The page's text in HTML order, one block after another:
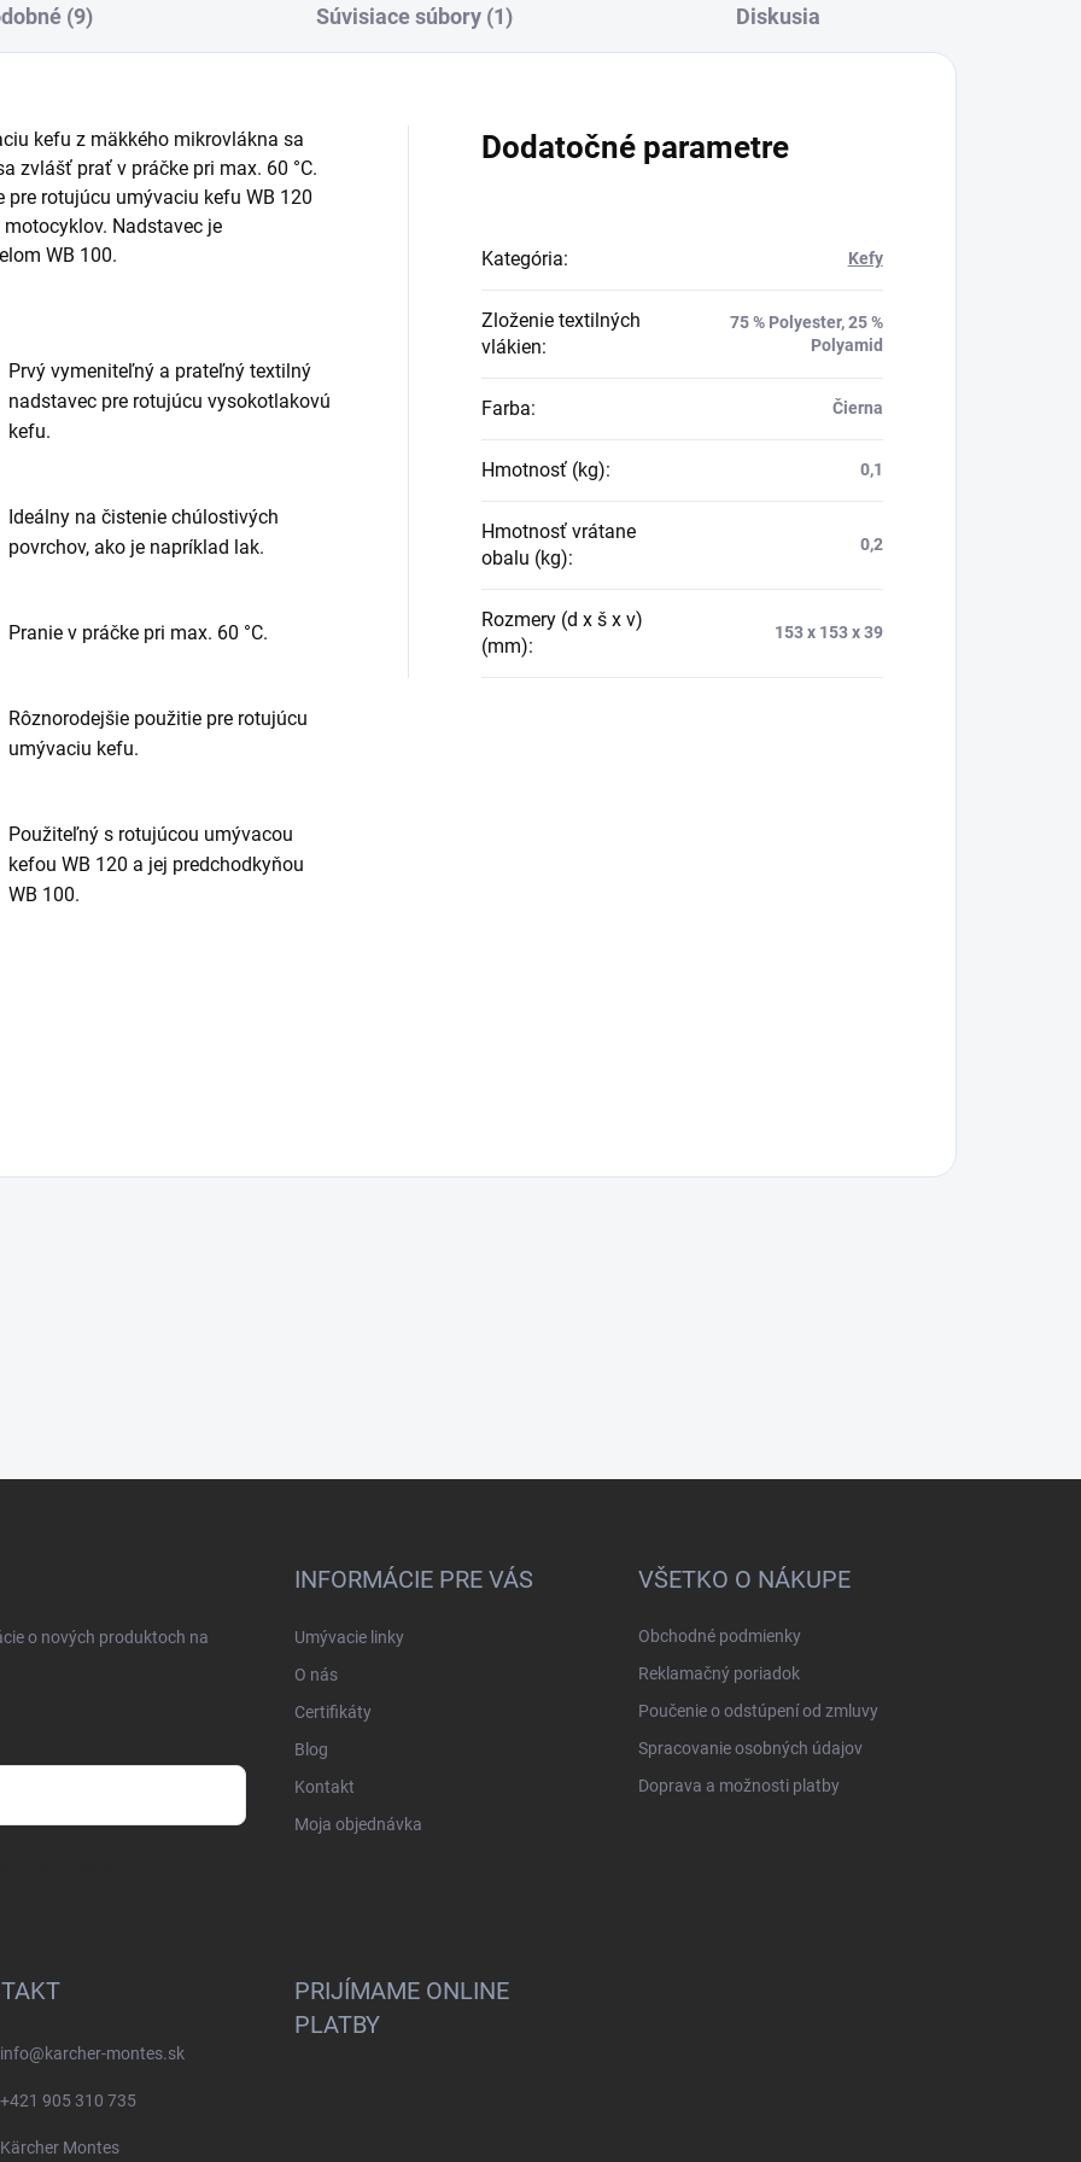
(9) Súvisiace súbory (1) Diskusia
kefu z mäkkého mikrovlákna sa
zvlášť prať v práčke pri max. 60 °C.
pre rotujúcu umývaciu kefu WB 120
Nadstavec je
WB 100.
Prvý vymeniteľný a prateľný textilný
nadstavec pre rotujúcu vysokotlakovú
kefu.
Ideálny na čistenie chúlostivých
povrchov, ako je napríklad lak.
Pranie v práčke pri max. 60 °C.
Rôznorodejšie použitie pre rotujúcu
umývaciu kefu.
Použiteľný s rotujúcou umývacou
kefou WB 120 a jej predchodkyňou
WB 100.
Dodatočné parametre
Kategória: Kefy
Zloženie textilných
vlákien:
75 % Polyester, 25 %
Polyamid
Farba: Čierna
Hmotnosť (kg): 0,1
Hmotnosť vrátane
obalu (kg):
0,2
Rozmery (d x š x v)
(mm):
153 x 153 x 39
o nových produktoch na
INFORMÁCIE PRE VÁS
Umývacie linky
O nás
Certifikáty
Blog
Kontakt
Moja objednávka
VŠETKO O NÁKUPE
Obchodné podmienky
Reklamačný poriadok
Poučenie o odstúpení od zmluvy
Spracovanie osobných údajov
Doprava a možnosti platby
info@karcher-montes.sk
+421 905 310 735
Kärcher Montes
PRIJÍMAME ONLINE
PLATBY